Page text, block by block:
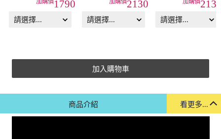
1790 2130
加入購物車
看更多...
商品介紹